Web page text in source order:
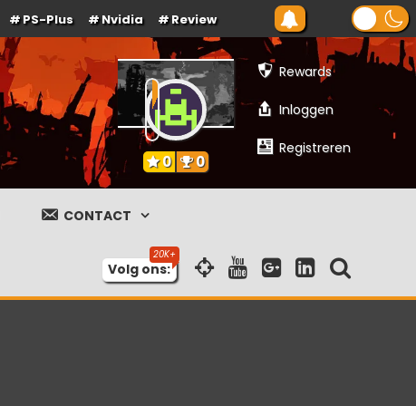
PS-Plus Nvidia Review
Rewards
Inloggen
Registreren
0 0
CONTACT
Volg ons: